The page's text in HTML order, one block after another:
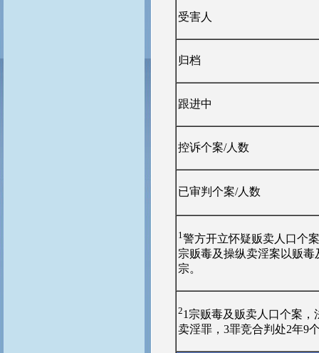
受害人
归档
跟进中
控诉个案/人数
已审判个案/人数
1警方开立怀疑贩卖人口个
宗贩毒及操纵卖淫案以贩
宗。
21宗贩毒及贩卖人口个案
卖淫罪，3罪竞合判处2年9